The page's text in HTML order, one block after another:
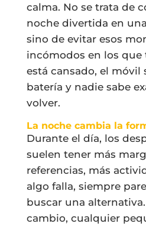
calma. No se trata de
noche divertida en
sino de evitar esos
incómodos en los
está cansado, el móvil
batería y nadie sabe
volver.
La noche cambia la
Durante el día, los
suelen tener más
referencias, más
algo falla, siempre
buscar una
cambio, cualquier